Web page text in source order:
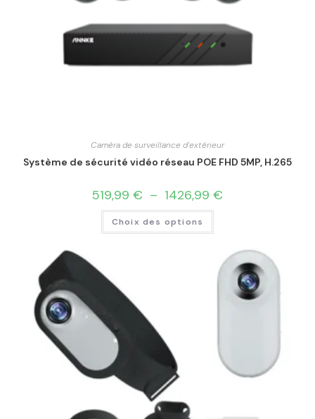
Caméra de surveillance d'extérieur
Système de sécurité vidéo réseau POE FHD 5MP, H.265
519,99 € – 1426,99 €
Choix des options